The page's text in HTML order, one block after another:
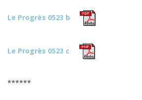
Le Progrès 0523 b
Le Progrès 0523 c
******